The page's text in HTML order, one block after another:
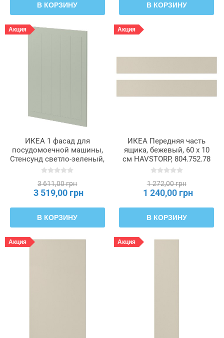
В КОРЗИНУ В КОРЗИНУ
Акция
ИКЕА 1 фасад для
посудомоечной машины,
Стенсунд светло-зеленый,
60 см METOD МЕТОД,
3 611,00 грн
3 519,00 грн
В КОРЗИНУ
Акция
ИКЕА Передняя часть
ящика, бежевый, 60 x 10
см HAVSTORP, 804.752.78
1 272,00 грн
1 240,00 грн
В КОРЗИНУ
Акция Акция